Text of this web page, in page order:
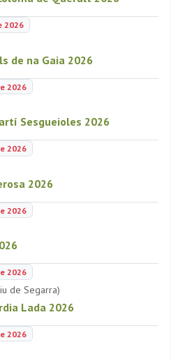
2026
de na Gaia 2026
2026
Sesgueioles 2026
2026
2026
2026
2026
de Segarra)
Lada 2026
2026